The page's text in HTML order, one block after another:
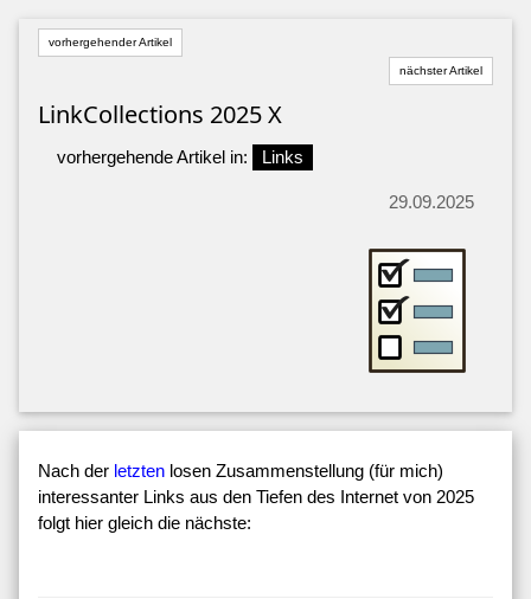
vorhergehender Artikel
nächster Artikel
LinkCollections 2025 X
vorhergehende Artikel in: Links
29.09.2025
Nach der letzten losen Zusammenstellung (für mich)
interessanter Links aus den Tiefen des Internet von 2025
folgt hier gleich die nächste: